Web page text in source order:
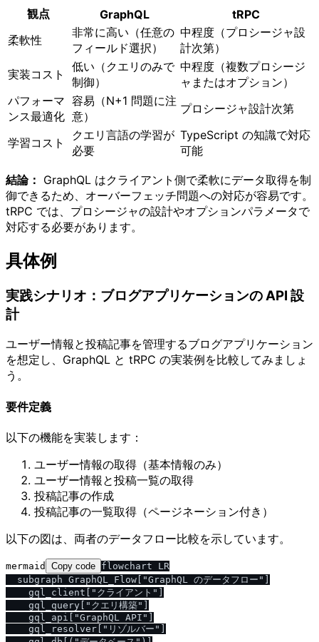
観点 GraphQL
tRPC
柔軟性
非常に高い（任意の
フィールド選択）
中程度（プロシージャ設
計次第）
実装コスト
低い（クエリのみで
制御）
中程度（複数プロシージ
ャまたはオプション）
パフォーマ
ンス最適化
容易（N+1 問題に注
意）
プロシージャ設計次第
学習コスト
クエリ言語の学習が
必要
TypeScript の知識で対応
可能
結論： GraphQL はクライアント側で柔軟にデータ取得を制
御できるため、オーバーフェッチ問題への対応が容易です。
tRPC では、プロシージャの設計やオプションパラメータで
対応する必要があります。
具体例
実践シナリオ：ブログアプリケーションの API 設
計
ユーザー情報と投稿記事を管理するブログアプリケーション
を想定し、GraphQL と tRPC の実装例を比較してみましょ
う。
要件定義
以下の機能を実装します：
ユーザー情報の取得（基本情報のみ）
ユーザー情報と投稿一覧の取得
投稿記事の作成
投稿記事の一覧取得（ページネーション付き）
以下の図は、両者のデータフロー比較を示しています。
mermaid Copy code flowchart LR
  subgraph GraphQL_Flow["GraphQL のデータフロー"]
    gql_client["クライアント"]
    gql_query["クエリ構築"]
    gql_api["GraphQL API"]
    gql_resolver["リゾルバー"]